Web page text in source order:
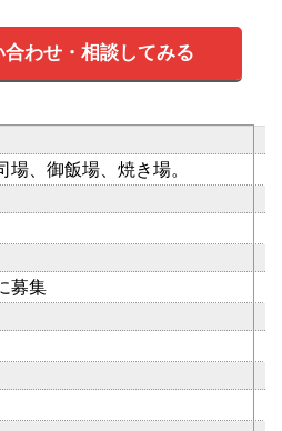
合わせ・相談してみる
、御飯場、焼き場。
募集